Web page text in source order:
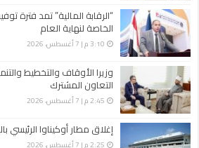
“الرقابة المالية” تمد فترة
الخاصة لنهاية العام
3:10 م | 7 أغسطس، 2026
وزيرا الأوقاف والتخطيط
التعاون المشترك
2:45 م | 7 أغسطس، 2026
إغلاق مطار أوكيناوا الرئيسي
2:25 م | 7 أغسطس، 2026